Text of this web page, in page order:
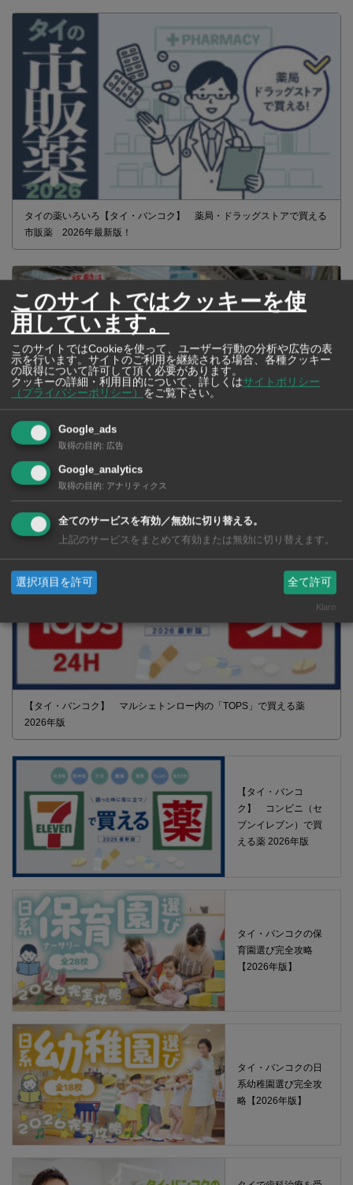
タイの薬いろいろ【タイ・バンコク】 薬局・ドラッグストアで買える
市販薬 2026年最新版！
2026年版 タイの鉄道事情 電車でGO！
【タイ・バンコク】 マルシェトンロー内の「TOPS」で買える薬
2026年版
【タイ・バンコ
ク】 コンビニ（セ
ブンイレブン）で買
える薬 2026年版
タイ・バンコクの保
育園選び完全攻略
【2026年版】
タイ・バンコクの日
系幼稚園選び完全攻
略【2026年版】
このサイトではクッキーを使
用しています。
このサイトではCookieを使って、ユーザー行動の分析や広告の表
示を行います。サイトのご利用を継続される場合、各種クッキー
の取得について許可して頂く必要があります。
クッキーの詳細・利用目的について、詳しくはサイトポリシー
（プライバシーポリシー）
をご覧下さい。
Google_ads
取得の目的: 広告
Google_analytics
取得の目的: アナリティクス
全てのサービスを有効／無効に切り替える。
上記のサービスをまとめて有効または無効に切り替えます。
選択項目を許可 全て許可
Klaro